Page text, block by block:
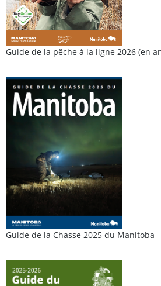
Guide de la pêche à la ligne 2026 (en
Guide de la Chasse 2025 du Manitoba